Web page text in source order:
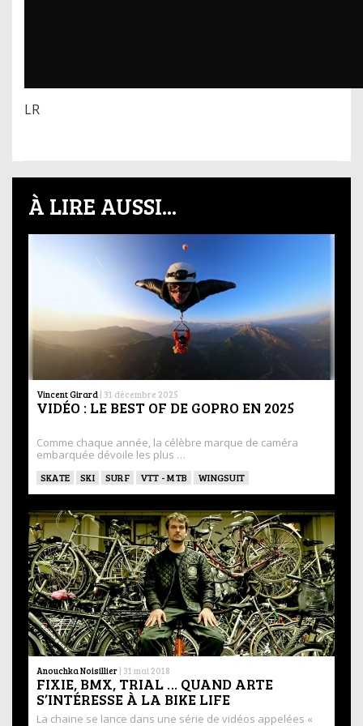
LR
À LIRE AUSSI...
Vincent Girard | 31 décembre 2025
VIDÉO : LE BEST OF DE GOPRO EN 2025
Comme chaque année, la célèbre marque de caméra
embarquée dévoile les plus …
SKATE SKI SURF VTT - MTB WINGSUIT
Anouchka Noisillier | 31 mai 2018
FIXIE, BMX, TRIAL … QUAND ARTE
S’INTÉRESSE À LA BIKE LIFE
La chaine se lance dans une série de vidéos appelées «